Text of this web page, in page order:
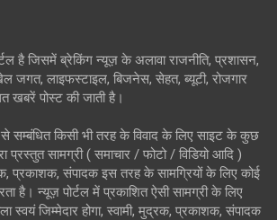
है जिसमें ब्रेकिंग न्यूज़ के अलावा राजनीति, प्रशासन,
जगत, लाइफस्टाइल, बिजनेस, सेहत, ब्यूटी, रोजगार
खबरें पोस्ट की जाती है।
सम्बंधित किसी भी तरह के विवाद के लिए साइट के कुछ
प्रस्तुत सामग्री ( समाचार / फोटो / विडियो आदि )
प्रकाशक, संपादक इस तरह के सामग्रियों के लिए कोई
है। न्यूज़ पोर्टल में प्रकाशित ऐसी सामग्री के लिए
स्वयं जिम्मेदार होगा, स्वामी, मुद्रक, प्रकाशक, संपादक